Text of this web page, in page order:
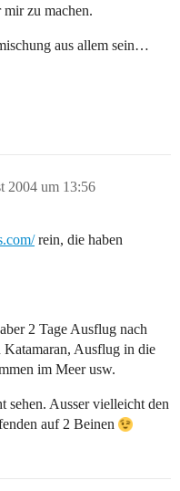
zu machen.
aus allem sein…
2004 um 13:56
rein, die haben
2 Tage Ausflug nach
Ausflug in die
im Meer usw.
sehen. Ausser vielleicht den
auf 2 Beinen